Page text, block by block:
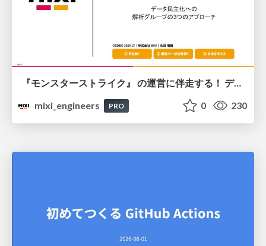
『モンスターストライク』 の運営に伴走する！ データ民主化への 解析グループの3つのアプローチ
mixi_engineers
PRO 0 230